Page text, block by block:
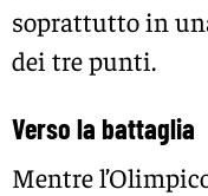
soprattutto in
dei tre punti.
Verso la battaglia
Mentre